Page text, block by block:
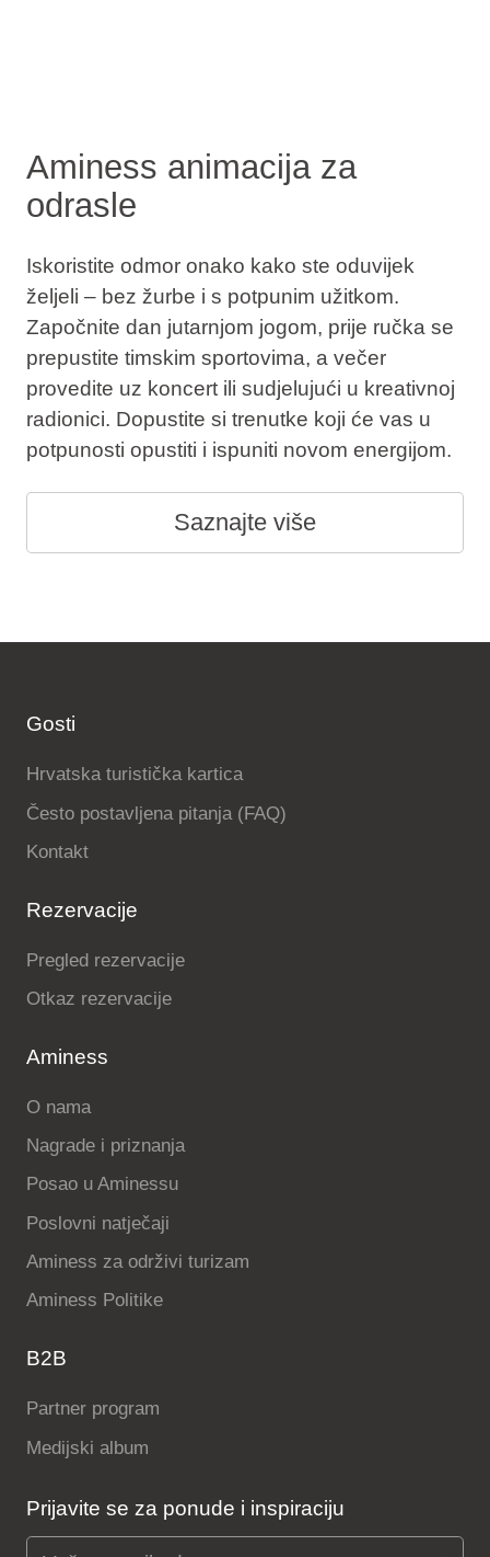
Aminess animacija za
odrasle
Iskoristite odmor onako kako ste oduvijek
željeli – bez žurbe i s potpunim užitkom.
Započnite dan jutarnjom jogom, prije ručka se
prepustite timskim sportovima, a večer
provedite uz koncert ili sudjelujući u kreativnoj
radionici. Dopustite si trenutke koji će vas u
potpunosti opustiti i ispuniti novom energijom.
Saznajte više
Gosti
Hrvatska turistička kartica
Često postavljena pitanja (FAQ)
Kontakt
Rezervacije
Pregled rezervacije
Otkaz rezervacije
Aminess
O nama
Nagrade i priznanja
Posao u Aminessu
Poslovni natječaji
Aminess za održivi turizam
Aminess Politike
B2B
Partner program
Medijski album
Prijavite se za ponude i inspiraciju